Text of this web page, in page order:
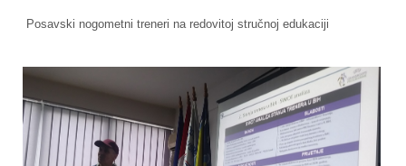
Posavski nogometni treneri na redovitoj stručnoj edukaciji